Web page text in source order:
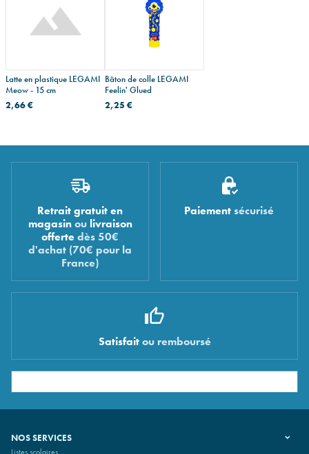
Latte en plastique LEGAMI
Meow - 15 cm
2,66 €
Bâton de colle LEGAMI
Feelin' Glued
2,25 €
Retrait gratuit en
magasinou livraison
offerte dès 50€
d'achat (70€ pour la
France)
Paiement sécurisé
Satisfaitou remboursé
NOS SERVICES